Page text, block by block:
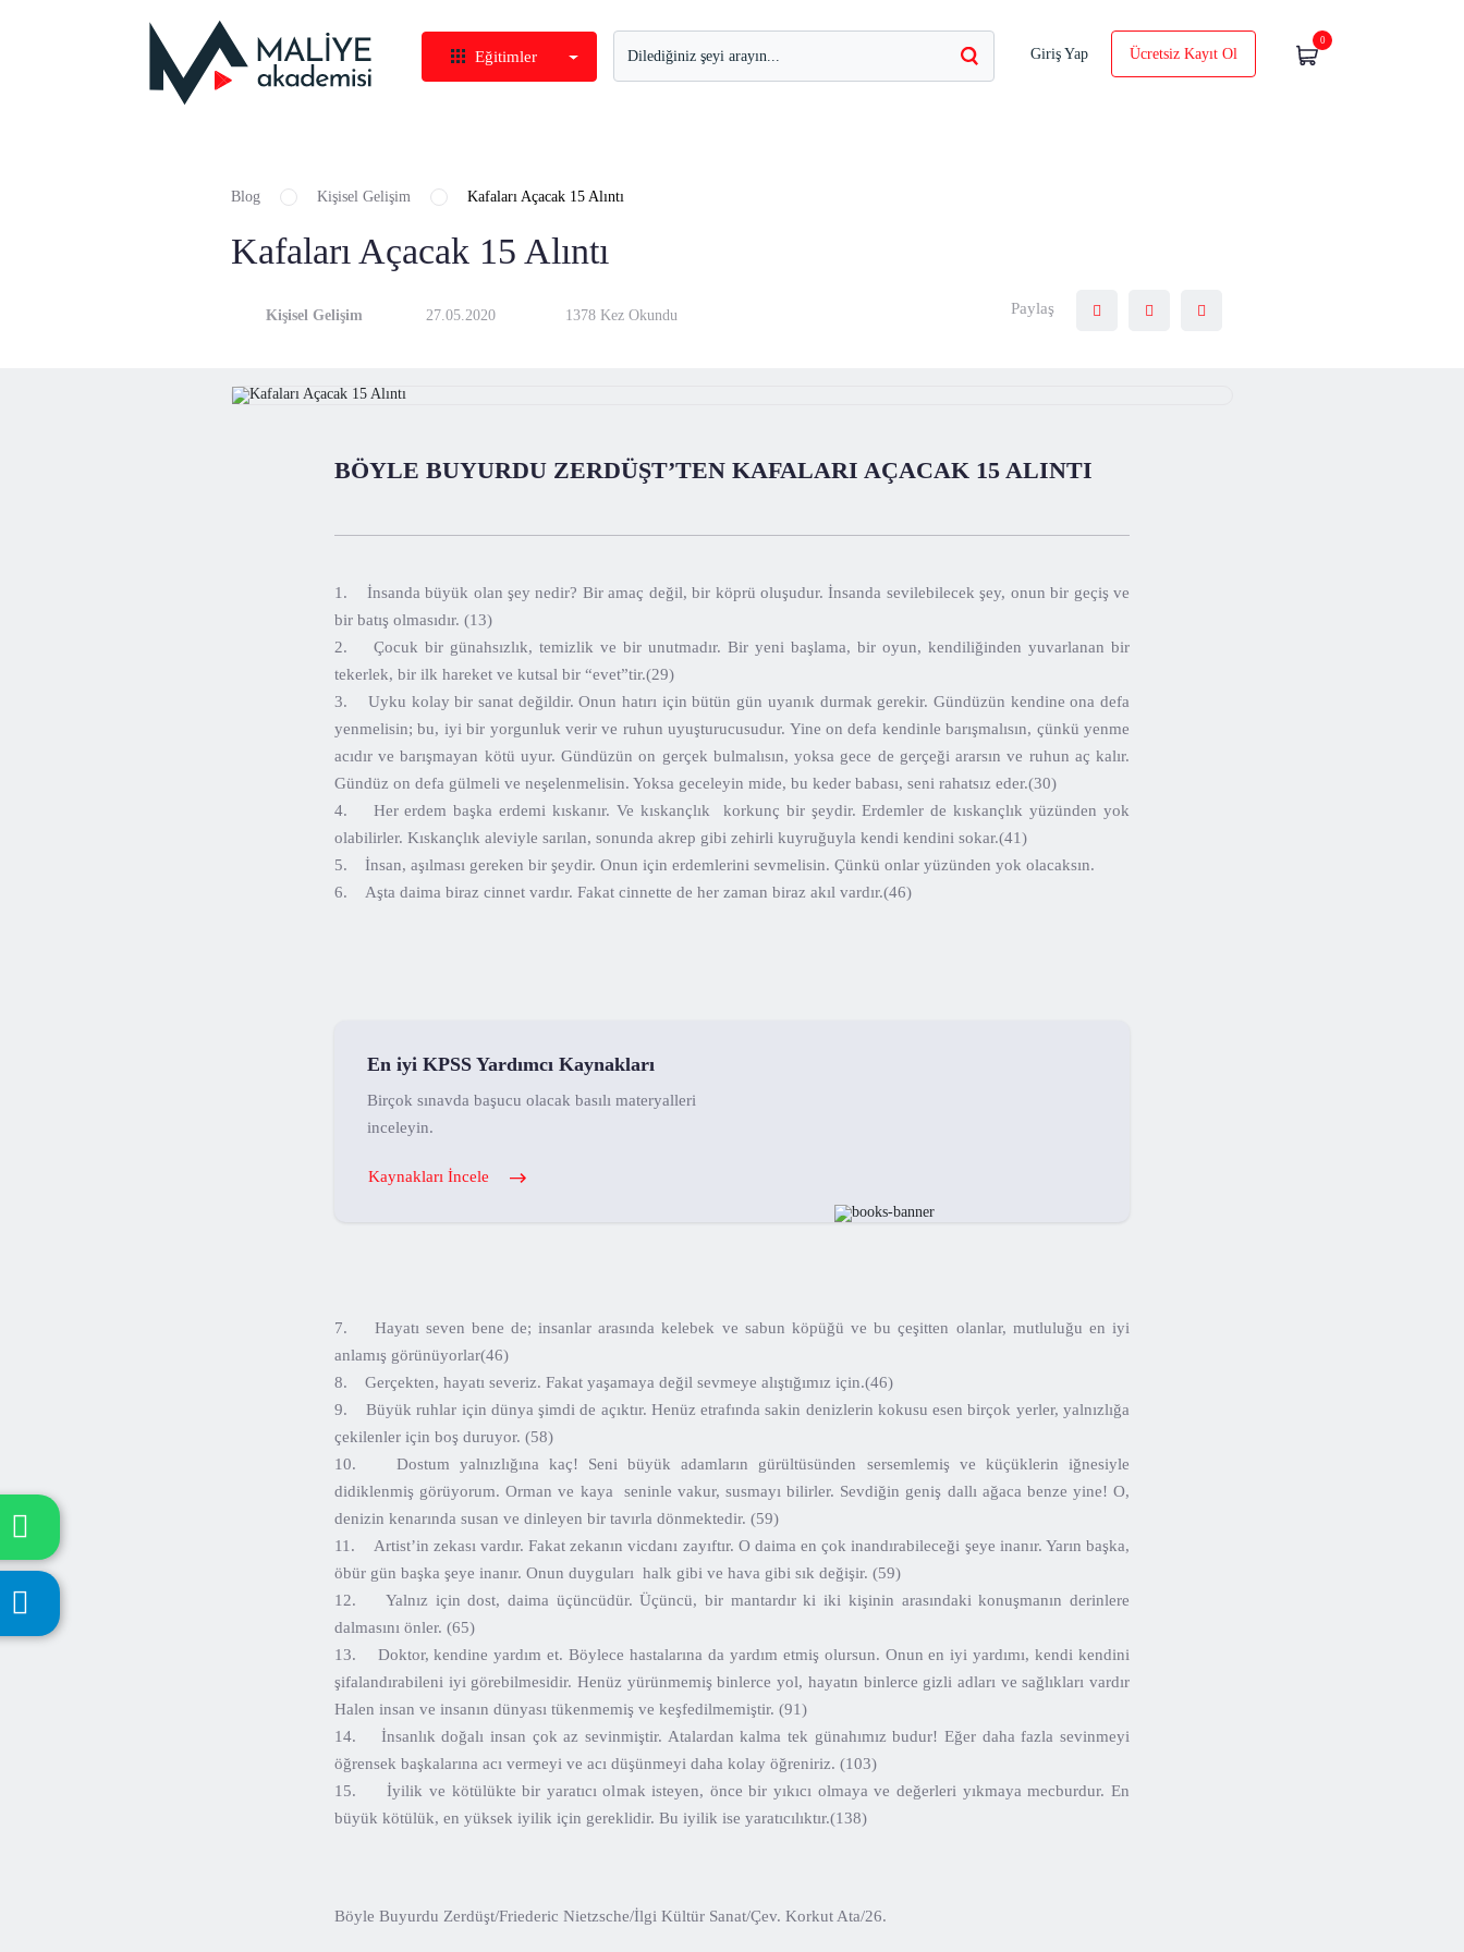
Eğitimler Giriş Yap Ücretsiz Kayıt Ol
0
Blog Kişisel Gelişim Kafaları Açacak 15 Alıntı
Kafaları Açacak 15 Alıntı
Kişisel Gelişim 27.05.2020 1378 Kez Okundu Paylaş
BÖYLE BUYURDU ZERDÜŞT’TEN KAFALARI AÇACAK 15 ALINTI
1. İnsanda büyük olan şey nedir? Bir amaç değil, bir köprü oluşudur. İnsanda sevilebilecek şey, onun bir geçiş ve
bir batış olmasıdır. (13)
2. Çocuk bir günahsızlık, temizlik ve bir unutmadır. Bir yeni başlama, bir oyun, kendiliğinden yuvarlanan bir
tekerlek, bir ilk hareket ve kutsal bir “evet”tir.(29)
3. Uyku kolay bir sanat değildir. Onun hatırı için bütün gün uyanık durmak gerekir. Gündüzün kendine ona defa
yenmelisin; bu, iyi bir yorgunluk verir ve ruhun uyuşturucusudur. Yine on defa kendinle barışmalısın, çünkü yenme
acıdır ve barışmayan kötü uyur. Gündüzün on gerçek bulmalısın, yoksa gece de gerçeği ararsın ve ruhun aç kalır.
Gündüz on defa gülmeli ve neşelenmelisin. Yoksa geceleyin mide, bu keder babası, seni rahatsız eder.(30)
4. Her erdem başka erdemi kıskanır. Ve kıskançlık korkunç bir şeydir. Erdemler de kıskançlık yüzünden yok
olabilirler. Kıskançlık aleviyle sarılan, sonunda akrep gibi zehirli kuyruğuyla kendi kendini sokar.(41)
5. İnsan, aşılması gereken bir şeydir. Onun için erdemlerini sevmelisin. Çünkü onlar yüzünden yok olacaksın.
6. Aşta daima biraz cinnet vardır. Fakat cinnette de her zaman biraz akıl vardır.(46)
En iyi KPSS Yardımcı Kaynakları
Birçok sınavda başucu olacak basılı materyalleri
inceleyin.
Kaynakları İncele
7. Hayatı seven bene de; insanlar arasında kelebek ve sabun köpüğü ve bu çeşitten olanlar, mutluluğu en iyi
anlamış görünüyorlar(46)
8. Gerçekten, hayatı severiz. Fakat yaşamaya değil sevmeye alıştığımız için.(46)
9. Büyük ruhlar için dünya şimdi de açıktır. Henüz etrafında sakin denizlerin kokusu esen birçok yerler, yalnızlığa
çekilenler için boş duruyor. (58)
10. Dostum yalnızlığına kaç! Seni büyük adamların gürültüsünden sersemlemiş ve küçüklerin iğnesiyle
didiklenmiş görüyorum. Orman ve kaya seninle vakur, susmayı bilirler. Sevdiğin geniş dallı ağaca benze yine! O,
denizin kenarında susan ve dinleyen bir tavırla dönmektedir. (59)
11. Artist’in zekası vardır. Fakat zekanın vicdanı zayıftır. O daima en çok inandırabileceği şeye inanır. Yarın başka,
öbür gün başka şeye inanır. Onun duyguları halk gibi ve hava gibi sık değişir. (59)
12. Yalnız için dost, daima üçüncüdür. Üçüncü, bir mantardır ki iki kişinin arasındaki konuşmanın derinlere
dalmasını önler. (65)
13. Doktor, kendine yardım et. Böylece hastalarına da yardım etmiş olursun. Onun en iyi yardımı, kendi kendini
şifalandırabileni iyi görebilmesidir. Henüz yürünmemiş binlerce yol, hayatın binlerce gizli adları ve sağlıkları vardır
Halen insan ve insanın dünyası tükenmemiş ve keşfedilmemiştir. (91)
14. İnsanlık doğalı insan çok az sevinmiştir. Atalardan kalma tek günahımız budur! Eğer daha fazla sevinmeyi
öğrensek başkalarına acı vermeyi ve acı düşünmeyi daha kolay öğreniriz. (103)
15. İyilik ve kötülükte bir yaratıcı olmak isteyen, önce bir yıkıcı olmaya ve değerleri yıkmaya mecburdur. En
büyük kötülük, en yüksek iyilik için gereklidir. Bu iyilik ise yaratıcılıktır.(138)
Böyle Buyurdu Zerdüşt/Friederic Nietzsche/İlgi Kültür Sanat/Çev. Korkut Ata/26.